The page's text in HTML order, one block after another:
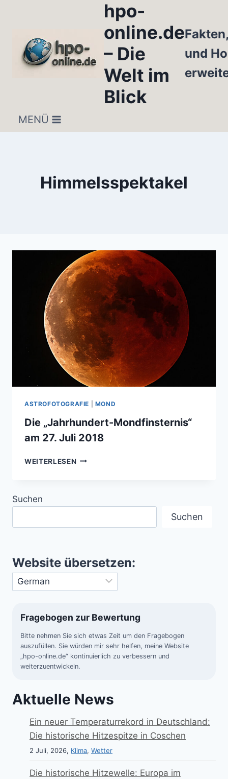
hpo-
online.de
– Die
Welt im
Blick
und
MENÜ
Himmelsspektakel
ASTROFOTOGRAFIE MOND
Die „Jahrhundert-Mondfinsternis“
am 27. Juli 2018
WEITERLESEN DIE
Suchen
Suchen
Website übersetzen:
Fragebogen zur Bewertung
Bitte nehmen Sie sich etwas Zeit um den Fragebogen
auszufüllen. Sie würden mir sehr helfen, meine Website
„hpo-online.de“ kontinuierlich zu verbessern und
weiterzuentwickeln.
Aktuelle News
Ein neuer Temperaturrekord in Deutschland:
Die historische Hitzespitze in Coschen
2 Juli, 2026, Klima, Wetter
Die historische Hitzewelle: Europa im